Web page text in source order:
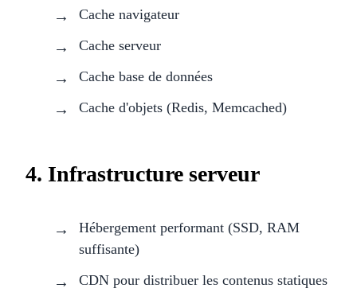
Cache navigateur
Cache serveur
Cache base de données
Cache d'objets (Redis, Memcached)
4. Infrastructure serveur
Hébergement performant (SSD, RAM
suffisante)
CDN pour distribuer les contenus statiques